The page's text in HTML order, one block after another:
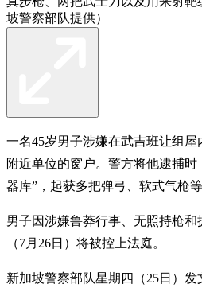
坡警察部队提供）
一名45岁男子涉嫌在武吉班让组
附近单位的窗户。警方将他逮捕
器库”，起获多把弹弓、软式气枪等
男子因涉嫌鲁莽行事、无照持枪
（7月26日）将被控上法庭。
新加坡警察部队星期四（25日）发